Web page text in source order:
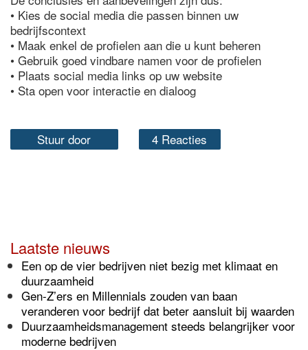
• Kies de social media die passen binnen uw
bedrijfscontext
• Maak enkel de profielen aan die u kunt beheren
• Gebruik goed vindbare namen voor de profielen
• Plaats social media links op uw website
• Sta open voor interactie en dialoog
Stuur door 4 Reacties
Laatste nieuws
Een op de vier bedrijven niet bezig met klimaat en
duurzaamheid
Gen-Z’ers en Millennials zouden van baan
veranderen voor bedrijf dat beter aansluit bij waarden
Duurzaamheidsmanagement steeds belangrijker voor
moderne bedrijven